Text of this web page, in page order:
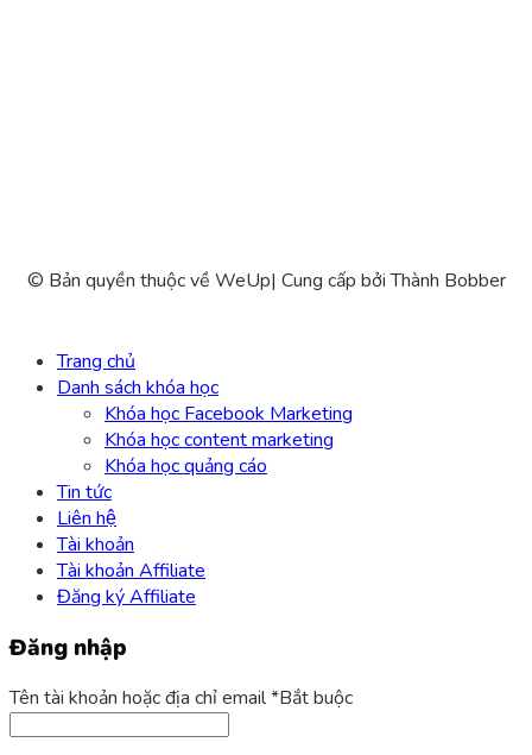
© Bản quyền thuộc về WeUp| Cung cấp bởiThành Bobber
Trang chủ
Danh sách khóa học
Khóa học Facebook Marketing
Khóa học content marketing
Khóa học quảng cáo
Tin tức
Liên hệ
Tài khoản
Tài khoản Affiliate
Đăng ký Affiliate
Đăng nhập
Tên tài khoản hoặc địa chỉ email*Bắt buộc